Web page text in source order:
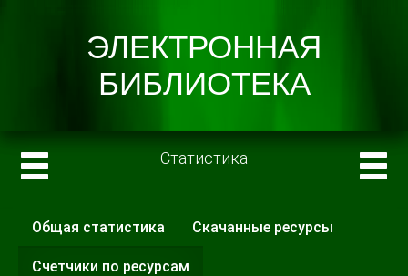
Статистика
Главные вкладки
Общая статистика Скачанные ресурсы
Счетчики по ресурсам